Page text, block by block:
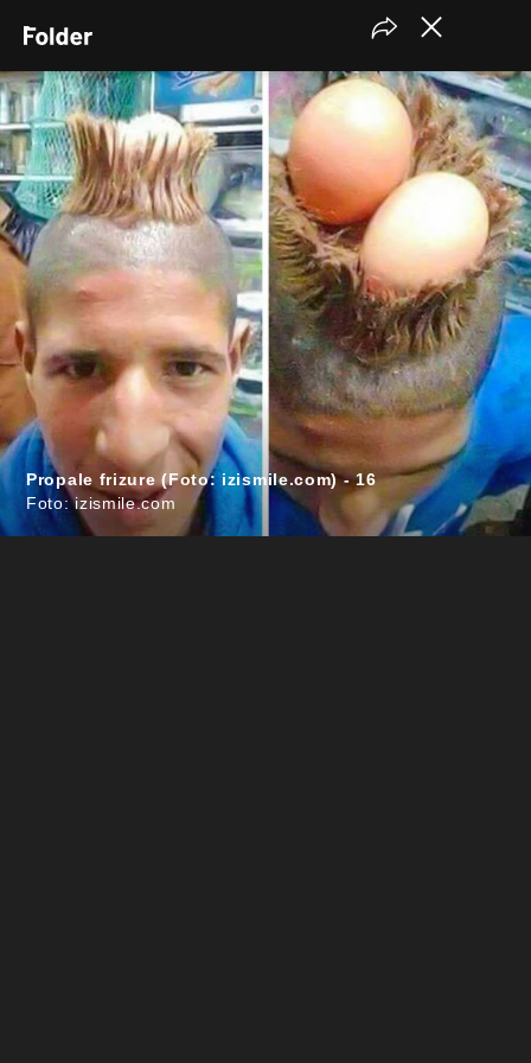
Propale frizure (Foto: izismile.com) - 16
Foto: izismile.com